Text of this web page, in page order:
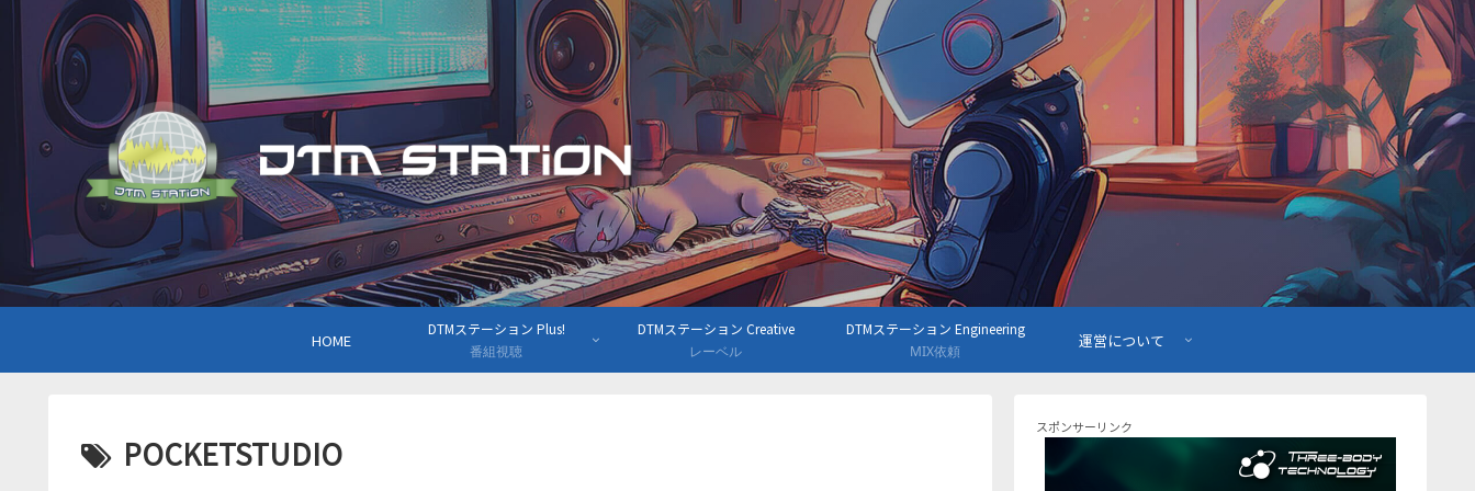
HOME
DTMステーション Plus!
番組視聴
DTMステーション Creative
レーベル
DTMステーション Engineering
MIX依頼
運営について
POCKETSTUDIO
スポンサーリンク